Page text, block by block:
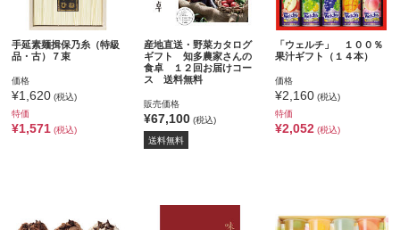
手延素麺揖保乃糸（特級
品・古）７束
価格
¥1,620 (税込)
特価
¥1,571 (税込)
産地直送・野菜カタログ
ギフト 知多農家さんの
食卓 １２回お届けコー
ス 送料無料
販売価格
¥67,100(税込)
送料無料
「ウェルチ」 １００％
果汁ギフト（１４本）
価格
¥2,160 (税込)
特価
¥2,052 (税込)